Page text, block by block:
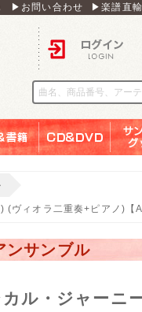
▶お問い合わせ ▶楽譜直
(ヴィオラ二重奏+ピアノ)
ンサンブル
カル・ジャーニ